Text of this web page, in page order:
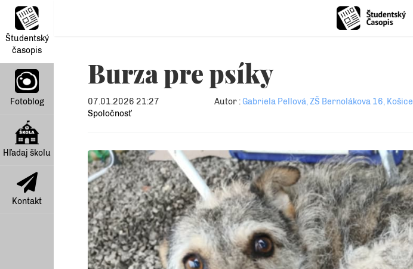
Študentský
časopis
Fotoblog
Hľadaj školu
Kontakt
Burza pre psíky
07.01.2026 21:27
Spoločnosť
Autor : Gabriela Pellová, ZŠ Bernolákova 16, Košice